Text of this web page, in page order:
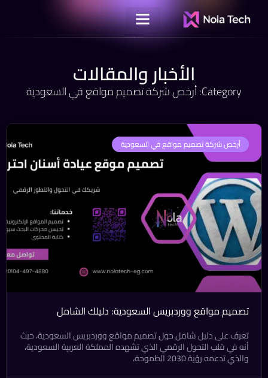
الأخبار والمقالات
Category: أرخص شركة تصميم مواقع في السعودية
أرخص شركة تصميم مواقع في السعودية
تصميم مواقع ووردبريس السعودية: دليلك الشامل
تعرف على دليل شامل حول تصميم مواقع ووردبريس السعودية، حيث
أنه في قلب التحول الرقمي الذي تشهده المملكة العربية السعودية،
والذي تدعمه رؤية 2030 الطموحة،